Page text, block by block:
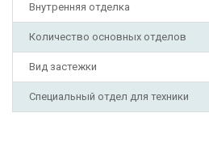
Внутренняя отделка
Количество основных отделов
Вид застежки
Специальный отдел для техники